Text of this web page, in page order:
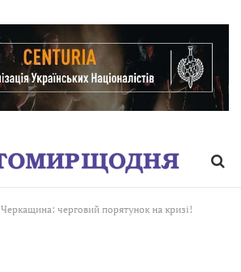
Черкащина: черговий порятунок на кризі!